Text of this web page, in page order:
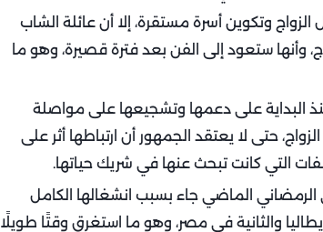
وتكوين أسرة مستقرة، إلا أن عائلة الشاب
وأنها ستعود إلى الفن بعد فترة قصيرة، وهو ما
البداية على دعمها وتشجيعها على مواصلة
حتى لا يعتقد الجمهور أن ارتباطها أثر على
التي كانت تبحث عنها في شريك حياتها.
الماضي جاء بسبب انشغالها الكامل
والثانية في مصر، وهو ما استغرق وقتًا طويلًا